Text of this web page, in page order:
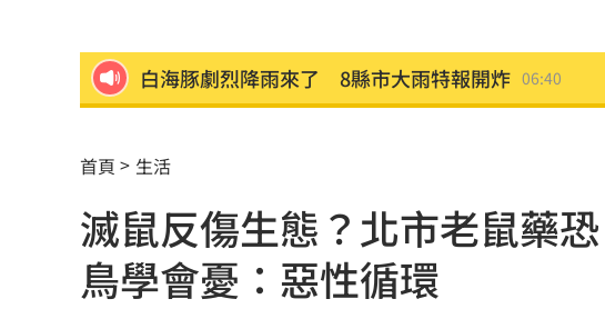
白海豚劇烈降雨來了 8縣市大雨特報開炸 06:40
姜厚任女友「3碩1博」爆造假！本人發聲了
慈濟遭詐10億 AIT突發文打擊詐騙網笑翻 06:09
新北爆警匪追逐…轟4槍射3輪！破窗逮毒駕
首頁 生活
滅鼠反傷生態？北市老鼠藥
鳥學會憂：惡性循環